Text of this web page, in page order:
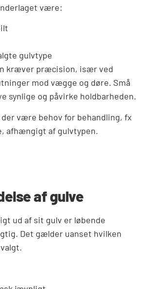
være:
gulvtype
kræver præcision, især ved
mod vægge og døre. Små
synlige og påvirke holdbarheden.
være behov for behandling, fx
afhængigt af gulvtypen.
af gulve
ud af sit gulv er løbende
Det gælder uanset hvilken